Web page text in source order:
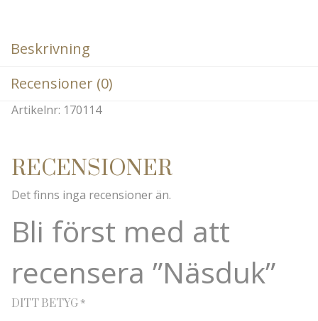
Beskrivning
Recensioner (0)
Artikelnr: 170114
RECENSIONER
Det finns inga recensioner än.
Bli först med att
recensera ”Näsduk”
DITT BETYG*